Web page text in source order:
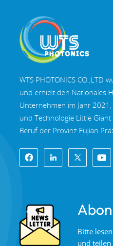
MEHR
WTS PHOTONICS CO.,LTD
und erhielt den Nationales
Unternehmen im Jahr
und Technologie Little
Beruf der Provinz Fujian
2022. WTS finden in der
Küstenstadt im Südosten
Fabrikhallen, eine Gruppe
technischen Personal und
optischen
Bitte
und teilen